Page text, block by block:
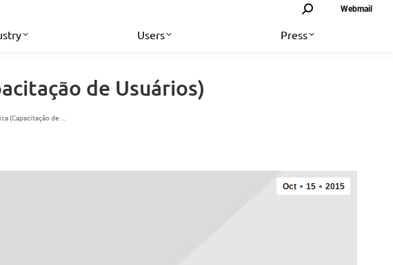
Search: Webmail
Users Press
de Usuários)
(Capacitação de…
Oct 15 2015